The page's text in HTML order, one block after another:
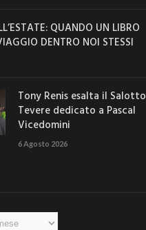
QUANDO UN LIBRO
DENTRO NOI STESSI
Tony Renis esalta il Salotto
Tevere dedicato a Pascal
Vicedomini
6 Agosto 2026